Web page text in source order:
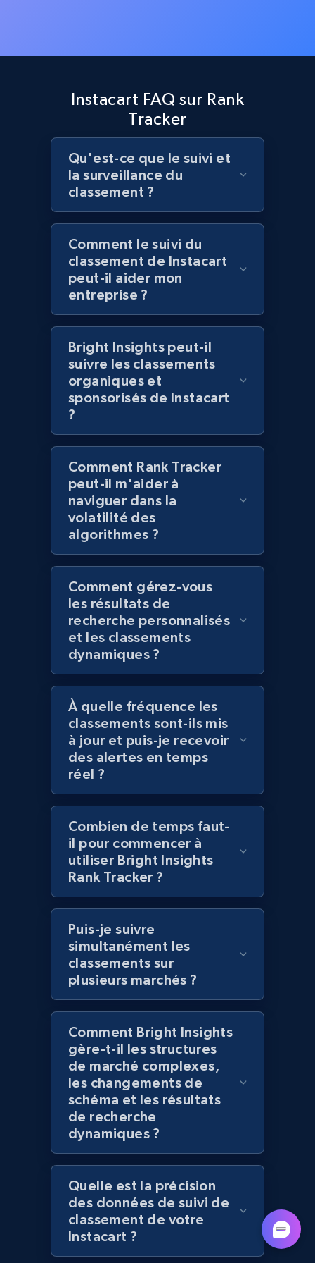
more.
1.2K+ 208+ Commencer
Best Buy products
URL, Product id, Title, Images, Final price,
Currency, Discount, Initial price, and more.
1.1K+ Commencer
Best Buy products - Collect data on
URL, Product id, Title, Images, Final price,
Currency, Discount, Initial price, and more.
1.1K+ 149+ Commencer
Lowes.com
URL, Domain, Marketplace pn, Sku, Other pn,
Model number, Gtin ean pn, Product name, and
Lowes.com - Gather data on products using
specified keywords
URL, Domain, Marketplace pn, Sku, Other pn,
Model number, Gtin ean pn, Product name, and
991+ 162+ Commencer
Lowes.com - Collect records by category
URL, Domain, Marketplace pn, Sku, Other pn,
Model number, Gtin ean pn, Product name, and
991+ 162+ Commencer
Lazada - Products
URL, Title, Rating, Reviews, Initial price, Final
price, Currency, Stock, and more.
Commencer
Lazada - Products - Discover products by
keyword
URL, Title, Rating, Reviews, Initial price, Final
price, Currency, Stock, and more.
988+ 160+ Commencer
Instacart FAQ sur Rank
Tracker
Qu'est-ce que le suivi et
la surveillance du
classement ?
Comment le suivi du
classement de Instacart
peut-il aider mon
entreprise ?
Bright Insights peut-il
suivre les classements
organiques et
sponsorisés de Instacart
?
Comment Rank Tracker
peut-il m'aider à
naviguer dans la
volatilité des
algorithmes ?
Comment gérez-vous
les résultats de
recherche personnalisés
et les classements
dynamiques ?
À quelle fréquence les
classements sont-ils mis
à jour et puis-je recevoir
des alertes en temps
réel ?
Combien de temps faut-
il pour commencer à
utiliser Bright Insights
Rank Tracker ?
Puis-je suivre
simultanément les
classements sur
plusieurs marchés ?
Comment Bright Insights
gère-t-il les structures
de marché complexes,
les changements de
schéma et les résultats
de recherche
dynamiques ?
Quelle est la précision
des données de suivi de
classement de votre
Instacart ?